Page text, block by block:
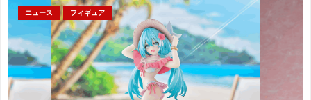
ニュース フィギュア